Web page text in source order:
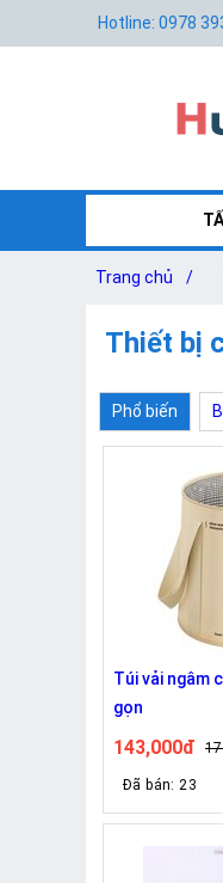
Hotline: 0978
Trang chủ /
Thiết bị
Phổ biến
Túi vải ngâm
gọn
143,000đ
Đã bán: 23